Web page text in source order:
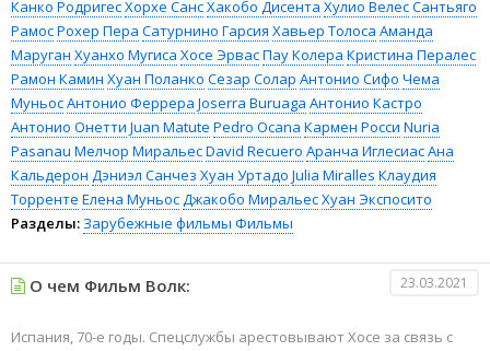
Канко РодригесХорхе СансХакобо Дисента Хулио ВелесСантьяго
РамосРохер Пера Сатурнино Гарсия Хавьер Толоса Аманда
Маруган Хуанхо Мугиса Хосе ЭрвасПау Колера Кристина Пералес
Рамон Камин Хуан Поланко Сезар Солар Антонио Сифо Чема
МуньосАнтонио Феррера Joserra Buruaga Антонио Кастро
Антонио Онетти Juan Matute Pedro Ocana Кармен Росси Nuria
Pasanau Мелчор МиральесDavid Recuero Аранча ИглесиасАна
Кальдерон Дэниэл Санчез Хуан Уртадо Julia Miralles Клаудия
Торренте Елена МуньосДжакобо МиральесХуан Экспосито
Разделы: Зарубежные фильмы Фильмы
О чем Фильм Волк: 23.03.2021
Испания, 70-е годы. Спецслужбы арестовывают Хосе за связь с